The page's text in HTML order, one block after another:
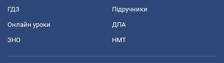
ГДЗ Підручники
Онлайн уроки ДПА
ЗНО НМТ